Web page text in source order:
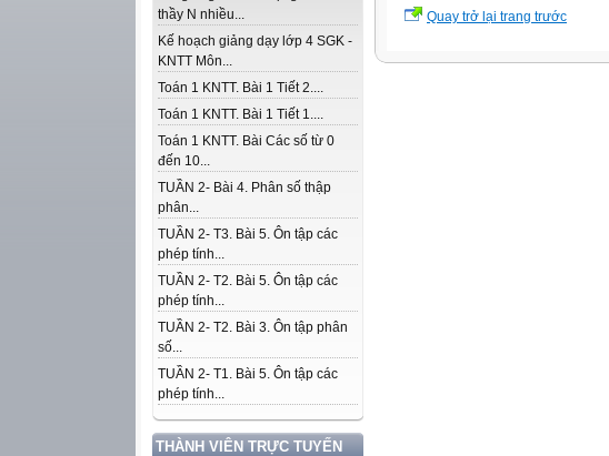
thầy N nhiều...
Kế hoạch giảng dạy lớp 4 SGK -
KNTT Môn...
Toán 1 KNTT. Bài 1 Tiết 2....
Toán 1 KNTT. Bài 1 Tiết 1....
Toán 1 KNTT. Bài Các số từ 0
đến 10...
TUẦN 2- Bài 4. Phân số thập
phân...
TUẦN 2- T3. Bài 5. Ôn tập các
phép tính...
TUẦN 2- T2. Bài 5. Ôn tập các
phép tính...
TUẦN 2- T2. Bài 3. Ôn tập phân
số...
TUẦN 2- T1. Bài 5. Ôn tập các
phép tính...
THÀNH VIÊN TRỰC TUYẾN
Quay trở lại trang trước